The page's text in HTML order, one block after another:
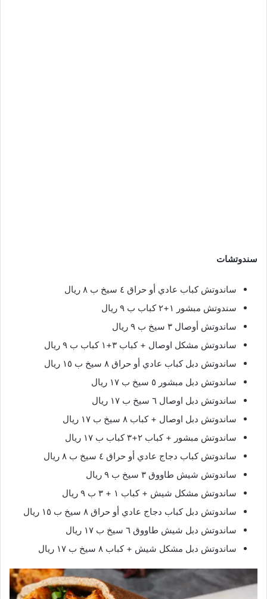
سندوتشات
ساندوتش كباب عادي أو حراق ٤ سيخ ب ٨ ريال
سندوتش مبشور ١+٢ كباب ب ٩ ريال
ساندوتش أوصال ٣ سيخ ب ٩ ريال
ساندوتش مشكل اوصال + كباب ٣+١ كباب ب ٩ ريال
ساندوتش دبل كباب عادي أو حراق ٨ سيخ ب ١٥ ريال
ساندوتش دبل مبشور ٥ سيخ ب ١٧ ريال
ساندوتش دبل اوصال ٦ سيخ ب ١٧ ريال
ساندوتش دبل اوصال + كباب ٨ سيخ ب ١٧ ريال
ساندوتش مبشور + كباب ٢+٣ كباب ب ١٧ ريال
ساندوتش كباب دجاج عادي أو حراق ٤ سيخ ب ٨ ريال
ساندوتش شيش طاووق ٣ سيخ ب ٩ ريال
ساندوتش مشكل شيش + كباب ١ + ٣ ب ٩ ريال
ساندوتش دبل كباب دجاج عادي أو حراق ٨ سيخ ب ١٥ ريال
ساندوتش دبل شيش طاووق ٦ سيخ ب ١٧ ريال
ساندوتش دبل مشكل شيش + كباب ٨ سيخ ب ١٧ ريال